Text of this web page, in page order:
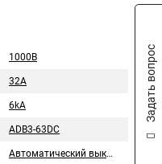
1000В
32A
6kA
ADB3-63DC
Автоматический выключатель
Задать вопрос